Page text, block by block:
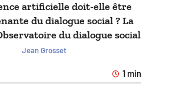
artificielle doit-elle être
du dialogue social ? La
du dialogue social
Jean Grosset
1 min